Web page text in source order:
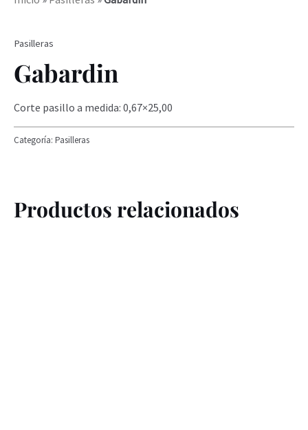
Pasilleras
Gabardin
Corte pasillo a medida: 0,67×25,00
Categoría: Pasilleras
Productos relacionados